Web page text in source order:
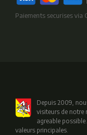
Paiements securises via
Depuis 2009,
visiteurs de notre
agreable
valeurs principales.